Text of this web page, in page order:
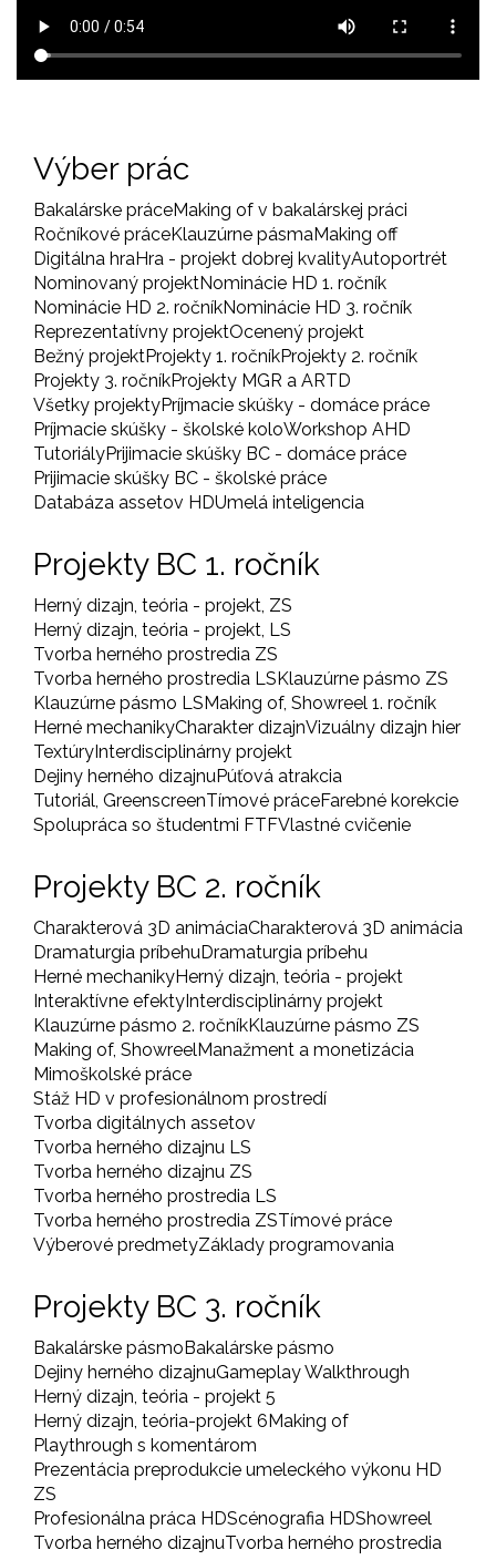
Výber prác
Bakalárske práceMaking of v bakalárskej práci
Ročníkové práceKlauzúrne pásmaMaking off
Digitálna hraHra - projekt dobrej kvalityAutoportrét
Nominovaný projektNominácie HD 1. ročník
Nominácie HD 2. ročníkNominácie HD 3. ročník
Reprezentatívny projektOcenený projekt
Bežný projektProjekty 1. ročníkProjekty 2. ročník
Projekty 3. ročníkProjekty MGR a ARTD
Všetky projektyPríjmacie skúšky - domáce práce
Príjmacie skúšky - školské koloWorkshop AHD
TutoriályPrijimacie skúšky BC - domáce práce
Prijimacie skúšky BC - školské práce
Databáza assetov HDUmelá inteligencia
Projekty BC 1. ročník
Herný dizajn, teória - projekt, ZS
Herný dizajn, teória - projekt, LS
Tvorba herného prostredia ZS
Tvorba herného prostredia LSKlauzúrne pásmo ZS
Klauzúrne pásmo LSMaking of, Showreel 1. ročník
Herné mechanikyCharakter dizajnVizuálny dizajn hier
TextúryInterdisciplinárny projekt
Dejiny herného dizajnuPúťová atrakcia
Tutoriál, GreenscreenTímové práceFarebné korekcie
Spolupráca so študentmi FTFVlastné cvičenie
Projekty BC 2. ročník
Charakterová 3D animáciaCharakterová 3D animácia
Dramaturgia príbehuDramaturgia príbehu
Herné mechanikyHerný dizajn, teória - projekt
Interaktívne efektyInterdisciplinárny projekt
Klauzúrne pásmo 2. ročníkKlauzúrne pásmo ZS
Making of, ShowreelManažment a monetizácia
Mimoškolské práce
Stáž HD v profesionálnom prostredí
Tvorba digitálnych assetov
Tvorba herného dizajnu LS
Tvorba herného dizajnu ZS
Tvorba herného prostredia LS
Tvorba herného prostredia ZSTímové práce
Výberové predmetyZáklady programovania
Projekty BC 3. ročník
Bakalárske pásmoBakalárske pásmo
Dejiny herného dizajnuGameplay Walkthrough
Herný dizajn, teória - projekt 5
Herný dizajn, teória-projekt 6Making of
Playthrough s komentárom
Prezentácia preprodukcie umeleckého výkonu HD
ZS
Profesionálna práca HDScénografia HDShowreel
Tvorba herného dizajnuTvorba herného prostredia